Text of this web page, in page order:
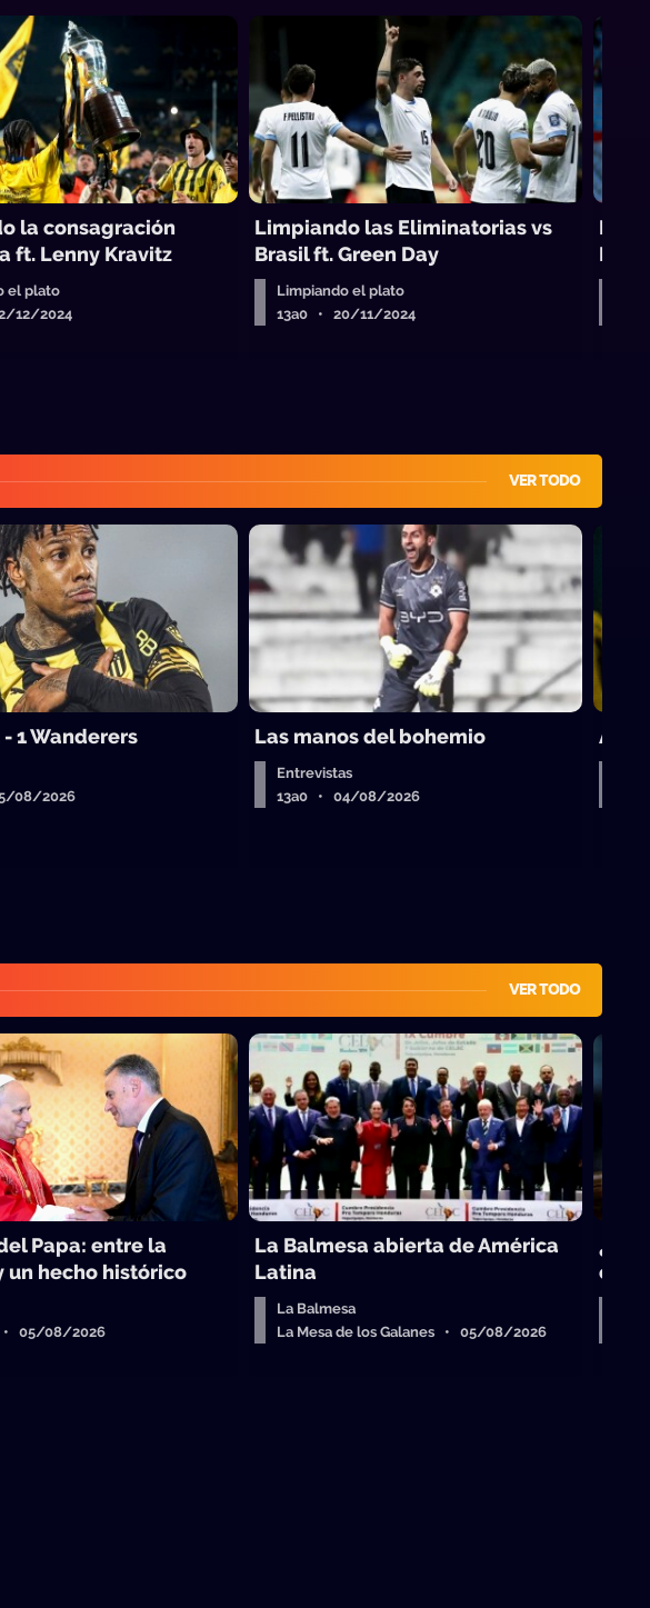
la consagración
ft. Lenny Kravitz
el plato
12/2024
Limpiando las Eliminatorias vs
Brasil ft. Green Day
Limpiando el plato
13a0 • 20/11/2024
Kate
VER TODO
- 1 Wanderers
08/2026
Las manos del bohemio
Entrevistas
13a0 • 04/08/2026
A
VER TODO
Papa: entre la
un hecho histórico
• 05/08/2026
La Balmesa abierta de América
Latina
La Balmesa
La Mesa de los Galanes • 05/08/2026